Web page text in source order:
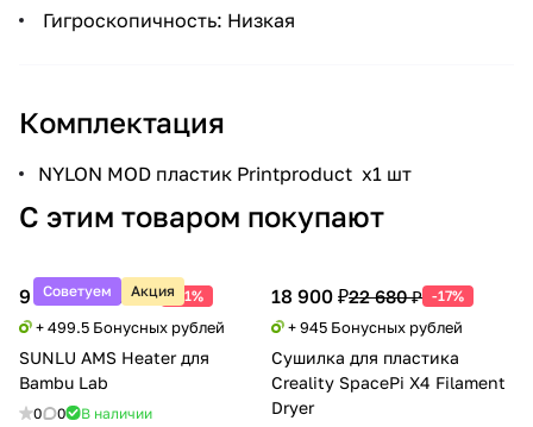
Гигроскопичность: Низкая
Комплектация
NYLON MOD пластик Printproduct x1 шт
С этим товаром покупают
Советуем Акция
9 990 ₽20 388 ₽ -51%
+ 499.5 Бонусных рублей
SUNLU AMS Heater для
Bambu Lab
0 0 В наличии
18 900 ₽22 680 ₽ -17%
+ 945 Бонусных рублей
Сушилка для пластика
Creality SpacePi X4 Filament
Dryer